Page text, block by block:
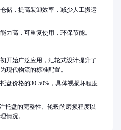
储，提高装卸效率，减少人工搬运
力高，可重复使用，环保节能。
开始广泛应用，汇轮式设计提升了
现代物流的标准配置。
盘价格的30-50%，具体视损坏程度
托盘的完整性、轮毂的磨损程度以
情况。